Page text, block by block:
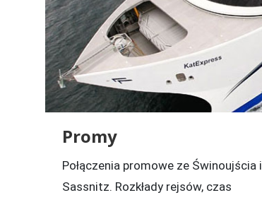
Promy
Połączenia promowe ze Świnoujścia i
Sassnitz. Rozkłady rejsów, czas